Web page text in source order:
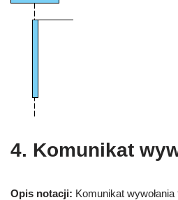
4. Komunikat
Opis notacji: Komunikat